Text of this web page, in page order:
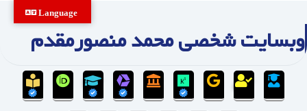
to
content
وبسایت شخصی محمد منصورمقدم
Language